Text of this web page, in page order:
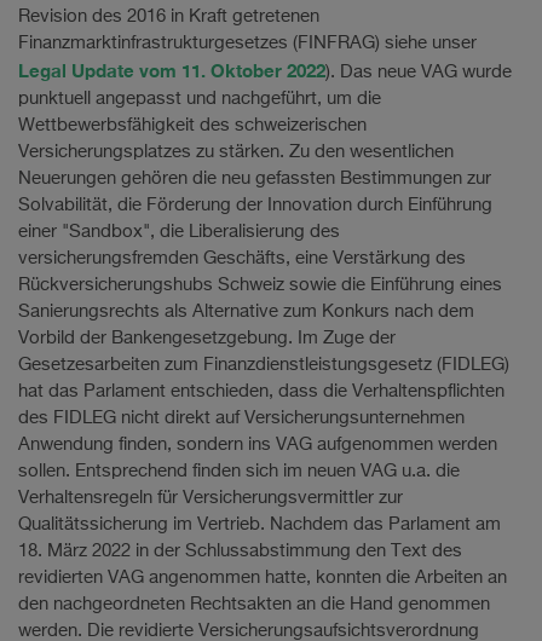
Revision des 2016 in Kraft getretenen
Finanzmarktinfrastrukturgesetzes (FINFRAG) siehe unser
Legal Update vom 11. Oktober 2022). Das neue VAG wurde
punktuell angepasst und nachgeführt, um die
Wettbewerbsfähigkeit des schweizerischen
Versicherungsplatzes zu stärken. Zu den wesentlichen
Neuerungen gehören die neu gefassten Bestimmungen zur
Solvabilität, die Förderung der Innovation durch Einführung
einer "Sandbox", die Liberalisierung des
versicherungsfremden Geschäfts, eine Verstärkung des
Rückversicherungshubs Schweiz sowie die Einführung eines
Sanierungsrechts als Alternative zum Konkurs nach dem
Vorbild der Bankengesetzgebung. Im Zuge der
Gesetzesarbeiten zum Finanzdienstleistungsgesetz (FIDLEG)
hat das Parlament entschieden, dass die Verhaltenspflichten
des FIDLEG nicht direkt auf Versicherungsunternehmen
Anwendung finden, sondern ins VAG aufgenommen werden
sollen. Entsprechend finden sich im neuen VAG u.a. die
Verhaltensregeln für Versicherungsvermittler zur
Qualitätssicherung im Vertrieb. Nachdem das Parlament am
18. März 2022 in der Schlussabstimmung den Text des
revidierten VAG angenommen hatte, konnten die Arbeiten an
den nachgeordneten Rechtsakten an die Hand genommen
werden. Die revidierte Versicherungsaufsichtsverordnung